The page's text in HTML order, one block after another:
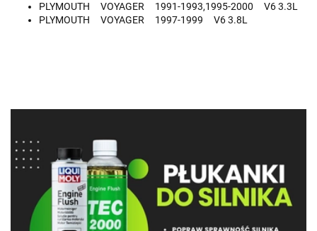
PLYMOUTH VOYAGER 1991-1993,1995-2000 V6 3.3L
PLYMOUTH VOYAGER 1997-1999 V6 3.8L